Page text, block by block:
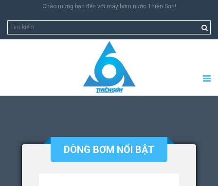
Chào mừng bạn đến với máy bơm nước Thiên Sơn!
DÒNG BƠM NỔI BẬT